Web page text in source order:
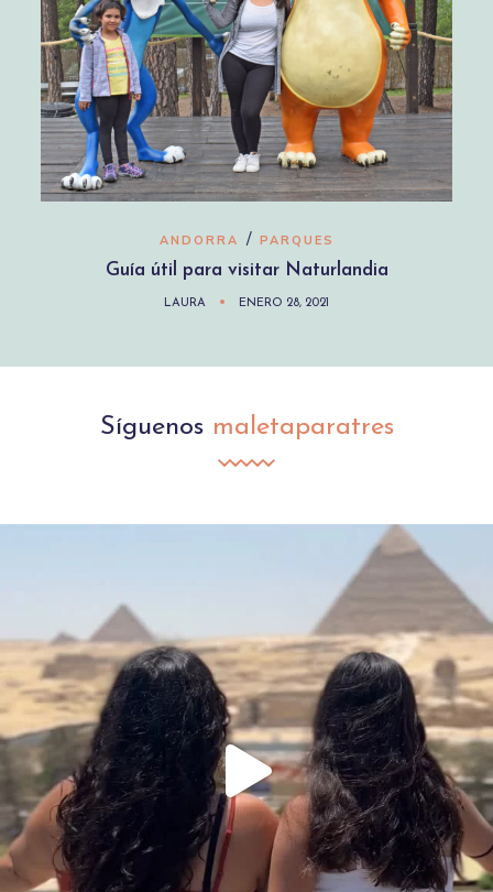
ANDORRA / PARQUES
Guía útil para visitar Naturlandia
LAURA ENERO 28, 2021
Síguenos maletaparatres